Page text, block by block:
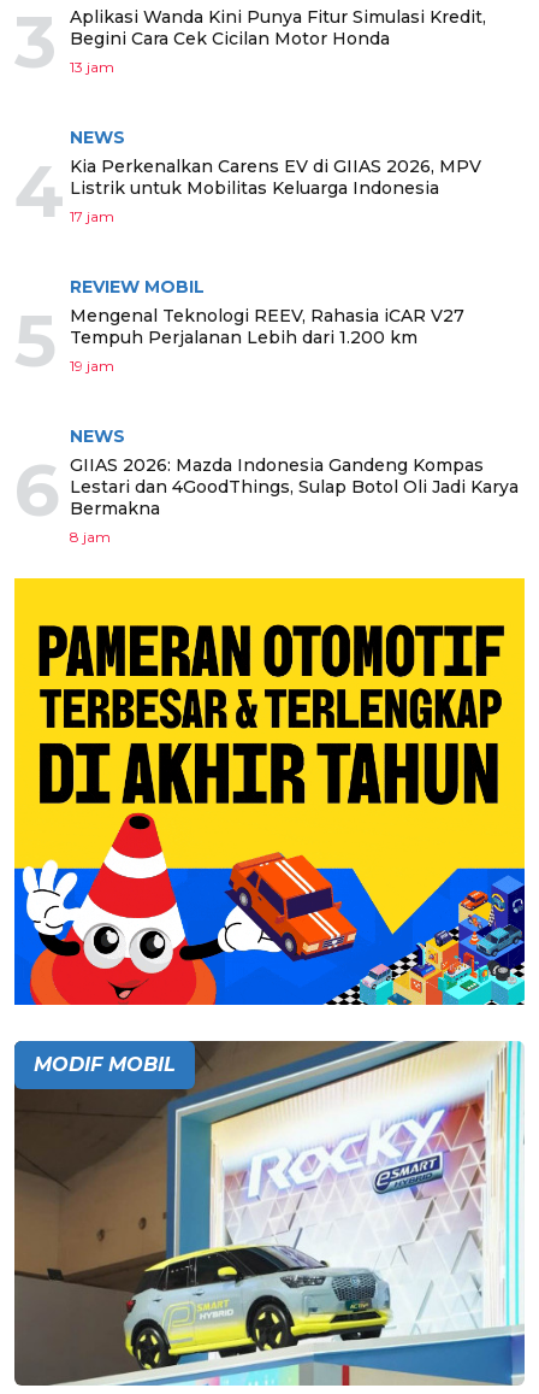
3
Aplikasi Wanda Kini Punya Fitur Simulasi Kredit,
Begini Cara Cek Cicilan Motor Honda
13 jam
4
NEWS
Kia Perkenalkan Carens EV di GIIAS 2026, MPV
Listrik untuk Mobilitas Keluarga Indonesia
17 jam
5
REVIEW MOBIL
Mengenal Teknologi REEV, Rahasia iCAR V27
Tempuh Perjalanan Lebih dari 1.200 km
19 jam
6
NEWS
GIIAS 2026: Mazda Indonesia Gandeng Kompas
Lestari dan 4GoodThings, Sulap Botol Oli Jadi Karya
Bermakna
8 jam
MODIF MOBIL